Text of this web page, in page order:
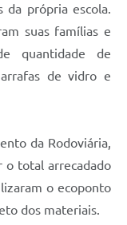
própria escola.
suas famílias e
quantidade de
de vidro e
da Rodoviária,
o total arrecadado
o ecoponto
dos materiais.